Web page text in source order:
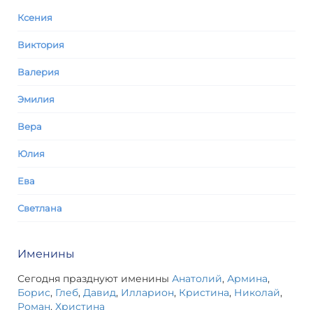
Ксения
Виктория
Валерия
Эмилия
Вера
Юлия
Ева
Светлана
Именины
Сегодня празднуют именины Анатолий, Армина,
Борис, Глеб, Давид, Илларион, Кристина, Николай,
Роман, Христина